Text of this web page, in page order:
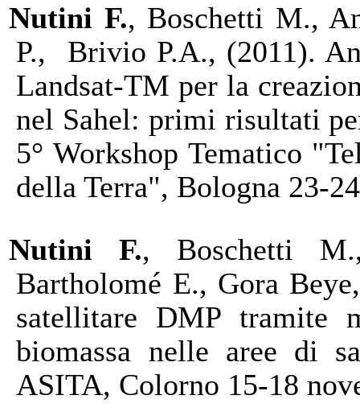
Nutini F., Boschetti M.,
P., Brivio P.A., (2011).
Landsat-TM per la
nel Sahel: primi risultati
5° Workshop Tematico
della Terra", Bologna 23-
Nutini F., Boschetti
Bartholomé E., Gora
satellitare DMP tramite
biomassa nelle aree di
ASITA, Colorno 15-18